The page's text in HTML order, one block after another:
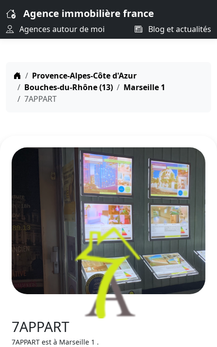
Agence immobilière france
Agences autour de moi Blog et actualités
Provence-Alpes-Côte d'Azur
Bouches-du-Rhône (13)
Marseille 1
7APPART
7APPART
7APPART est à Marseille 1 .